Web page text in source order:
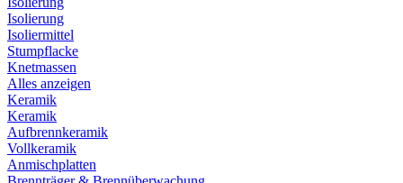
Isolierung
Isoliermittel
Stumpflacke
Knetmassen
Alles anzeigen
Keramik
Keramik
Aufbrennkeramik
Vollkeramik
Anmischplatten